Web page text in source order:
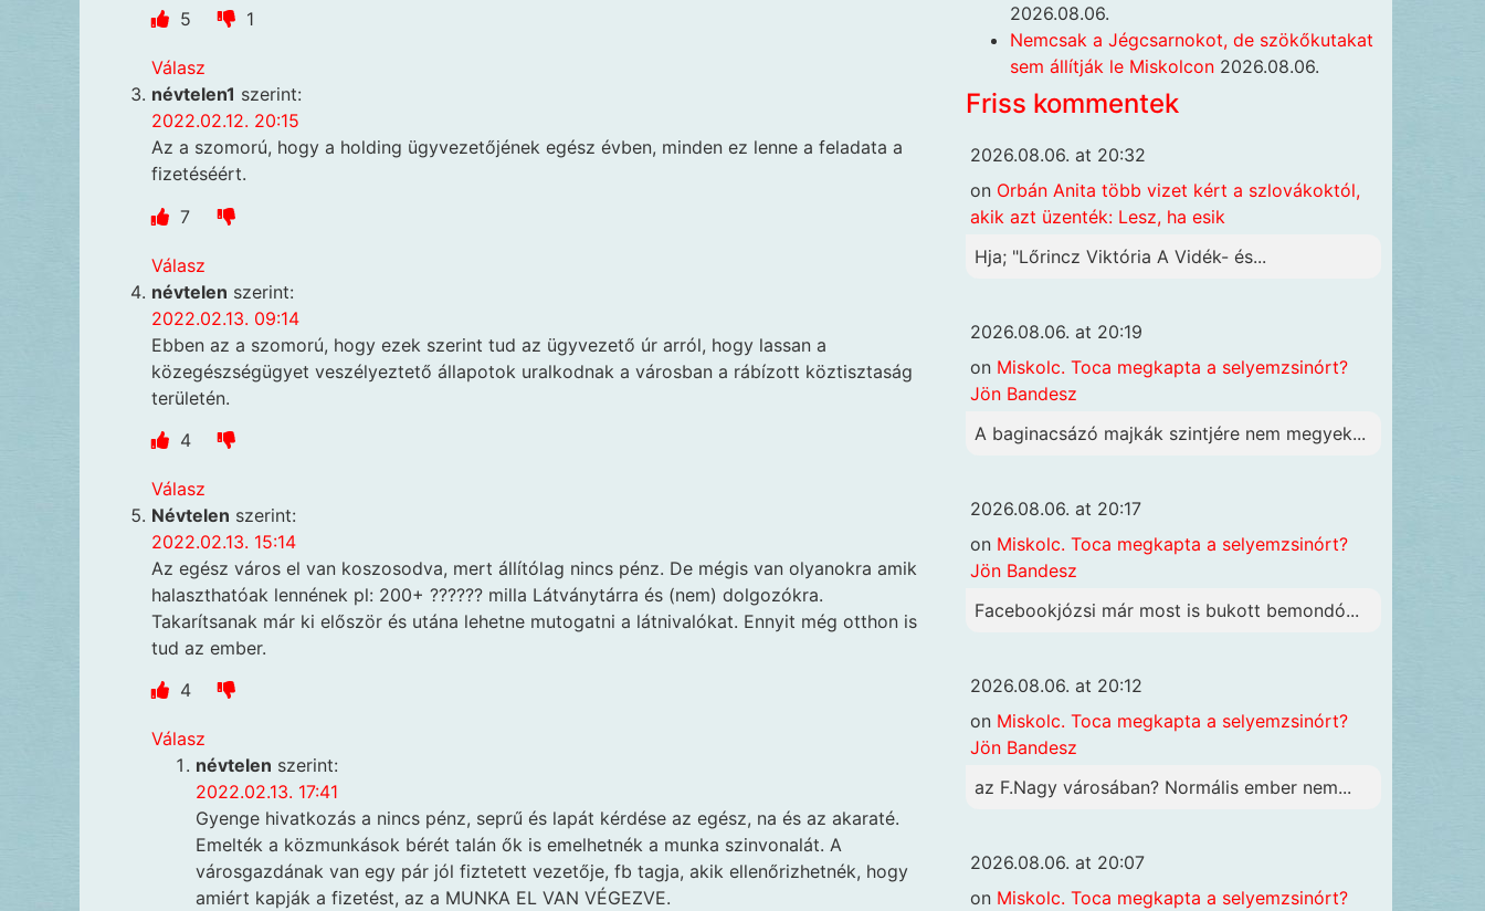
5
1
Válasz
névtelen1 szerint:
2022.02.12. 20:15
Az a szomorú, hogy a holding ügyvezetőjének egész évben, minden ez lenne a feladata a
fizetéséért.
7
Válasz
névtelen szerint:
2022.02.13. 09:14
Ebben az a szomorú, hogy ezek szerint tud az ügyvezető úr arról, hogy lassan a
közegészségügyet veszélyeztető állapotok uralkodnak a városban a rábízott köztisztaság
területén.
4
Válasz
Névtelen szerint:
2022.02.13. 15:14
Az egész város el van koszosodva, mert állítólag nincs pénz. De mégis van olyanokra amik
halaszthatóak lennének pl: 200+ ?????? milla Látványtárra és (nem) dolgozókra.
Takarítsanak már ki először és utána lehetne mutogatni a látnivalókat. Ennyit még otthon is
tud az ember.
4
Válasz
névtelen szerint:
2022.02.13. 17:41
Gyenge hivatkozás a nincs pénz, seprű és lapát kérdése az egész, na és az akaraté.
Emelték a közmunkások bérét talán ők is emelhetnék a munka szinvonalát. A
városgazdának van egy pár jól fiztetett vezetője, fb tagja, akik ellenőrizhetnék, hogy
amiért kapják a fizetést, az a MUNKA EL VAN VÉGEZVE.
2026.08.06.
Nemcsak a Jégcsarnokot, de szökőkutakat
sem állítják le Miskolcon 2026.08.06.
Friss kommentek
2026.08.06. at 20:32
on Orbán Anita több vizet kért a szlovákoktól,
akik azt üzenték: Lesz, ha esik
Hja; "Lőrincz Viktória A Vidék- és...
2026.08.06. at 20:19
on Miskolc. Toca megkapta a selyemzsinórt?
Jön Bandesz
A baginacsázó majkák szintjére nem megyek...
2026.08.06. at 20:17
on Miskolc. Toca megkapta a selyemzsinórt?
Jön Bandesz
Facebookjózsi már most is bukott bemondó...
2026.08.06. at 20:12
on Miskolc. Toca megkapta a selyemzsinórt?
Jön Bandesz
az F.Nagy városában? Normális ember nem...
2026.08.06. at 20:07
on Miskolc. Toca megkapta a selyemzsinórt?